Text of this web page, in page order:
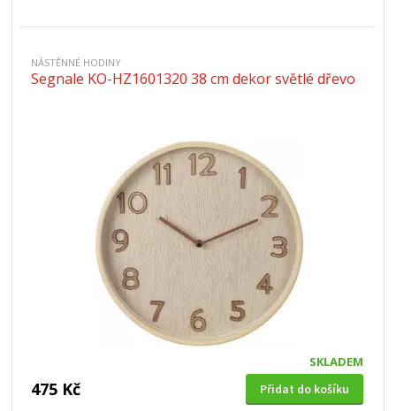
NÁSTĚNNÉ HODINY
Segnale KO-HZ1601320 38 cm dekor světlé dřevo
SKLADEM
475 Kč
Přidat do košíku